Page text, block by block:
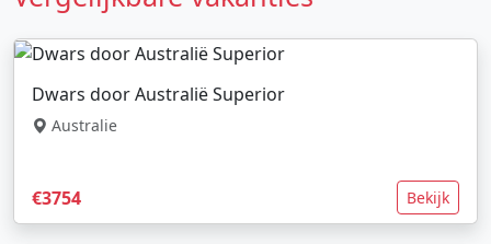
Dwars door Australië Superior
Australie
€3754 Bekijk